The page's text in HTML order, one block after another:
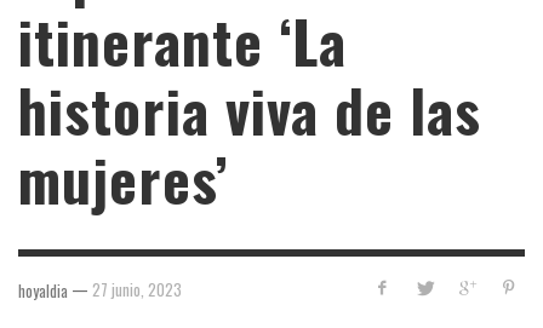
itinerante ‘La
historia viva de las
mujeres’
hoyaldia — 27 junio, 2023